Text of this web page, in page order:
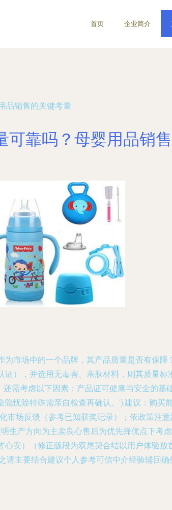
首页 企业简介
品销售的关键考量
可靠吗？母婴用品销
市场中的一个品牌，其产品质量是否有保障
），并选用无毒害、亲肤材料，则其质量
需考虑以下因素：产品证可健康与安全的
忧除特殊需亲自检查再确认。');建议：购买
市场反馈（参考已知获奖记录）；依政策注
生产方向为主卖良心售后为优先择优点下考
安）（修正版段为双尾契合结以用户体验
请主要结合建议个人参考可信中介经验辅回